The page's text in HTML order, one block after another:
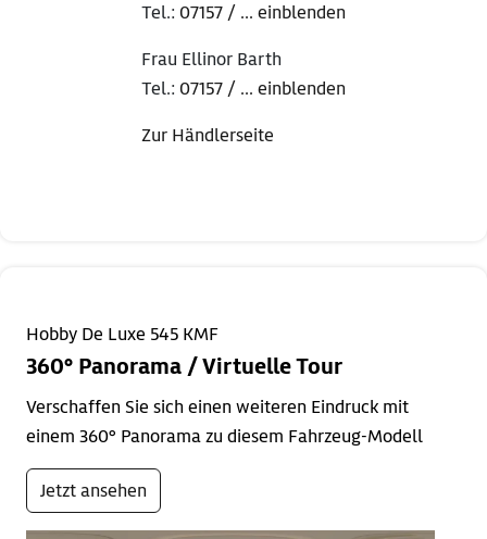
Tel.: 07157 / ... einblenden
Frau Ellinor Barth
Tel.: 07157 / ... einblenden
Zur Händlerseite
Hobby De Luxe 545 KMF
360° Panorama / Virtuelle Tour
Verschaffen Sie sich einen weiteren Eindruck mit
einem 360° Panorama zu diesem Fahrzeug-Modell
Jetzt ansehen